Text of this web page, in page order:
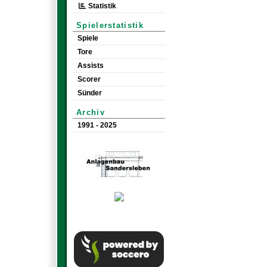
Statistik
Spielerstatistik
Spiele
Tore
Assists
Scorer
Sünder
Archiv
1991 - 2025